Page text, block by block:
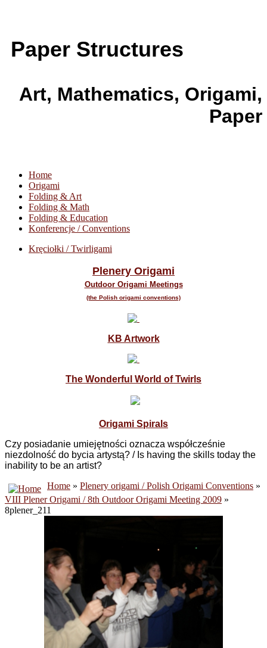
Paper Structures
Art, Mathematics, Origami,
Paper
Home
Origami
Folding & Art
Folding & Math
Folding & Education
Konferencje / Conventions
Kręciołki / Twirligami
Plenery Origami
Outdoor Origami Meetings
(the Polish origami conventions)
KB Artwork
The Wonderful World of Twirls
Origami Spirals
Czy posiadanie umiejętności oznacza współcześnie
niezdolność do bycia artystą? / Is having the skills today the
inability to be an artist?
Home » Plenery origami / Polish Origami Conventions »
VIII Plener Origami / 8th Outdoor Origami Meeting 2009 »
8plener_211